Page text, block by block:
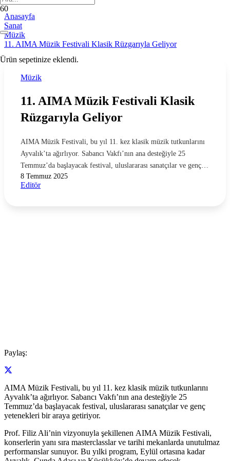
Ürün sepetinize eklendi.
Anasayfa
Sanat
Müzik
11. AIMA Müzik Festivali Klasik Rüzgarıyla Geliyor
Müzik
11. AIMA Müzik Festivali Klasik
Rüzgarıyla Geliyor
AIMA Müzik Festivali, bu yıl 11. kez klasik müzik tutkunlarını
Ayvalık’ta ağırlıyor. Sabancı Vakfı’nın ana desteğiyle 25
Temmuz’da başlayacak festival, uluslararası sanatçılar ve genç…
8 Temmuz 2025
Editör
Paylaş:
AIMA Müzik Festivali, bu yıl 11. kez klasik müzik tutkunlarını
Ayvalık’ta ağırlıyor. Sabancı Vakfı’nın ana desteğiyle 25
Temmuz’da başlayacak festival, uluslararası sanatçılar ve genç
yetenekleri bir araya getiriyor.
Prof. Filiz Ali’nin vizyonuyla şekillenen AIMA Müzik Festivali,
konserlerin yanı sıra masterclasslar ve tarihi mekanlarda unutulmaz
performanslar sunuyor. Bu yılki program, Eylül ortasına kadar